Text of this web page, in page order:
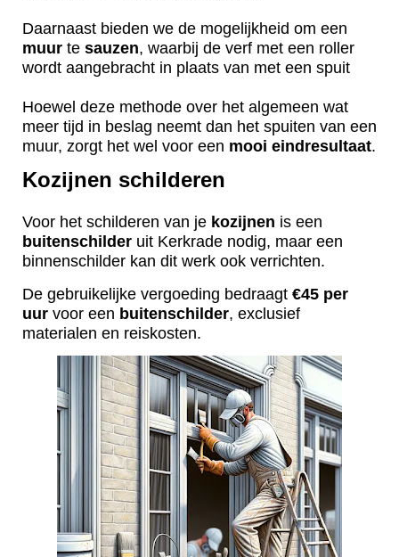
Daarnaast bieden we de mogelijkheid om een
muur te sauzen, waarbij de verf met een roller
wordt aangebracht in plaats van met een spuit
Hoewel deze methode over het algemeen wat
meer tijd in beslag neemt dan het spuiten van een
muur, zorgt het wel voor een mooi eindresultaat.
Kozijnen schilderen
Voor het schilderen van je kozijnen is een
buitenschilder uit Kerkrade nodig, maar een
binnenschilder kan dit werk ook verrichten.
De gebruikelijke vergoeding bedraagt €45 per
uur voor een buitenschilder, exclusief
materialen en reiskosten.